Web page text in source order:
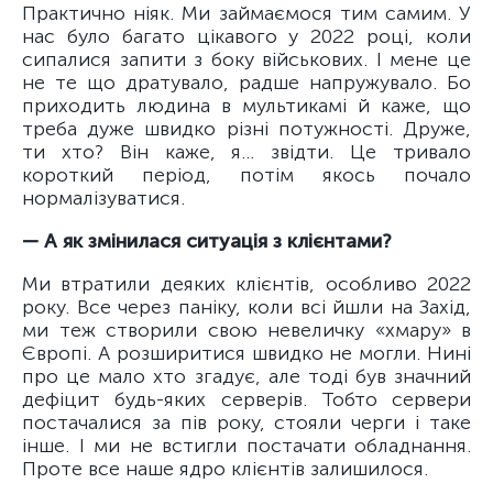
Практично ніяк. Ми займаємося тим самим. У
нас було багато цікавого у 2022 році, коли
сипалися запити з боку військових. І мене це
не те що дратувало, радше напружувало. Бо
приходить людина в мультикамі й каже, що
треба дуже швидко різні потужності. Друже,
ти хто? Він каже, я... звідти. Це тривало
короткий період, потім якось почало
нормалізуватися.
— А як змінилася ситуація з клієнтами?
Ми втратили деяких клієнтів, особливо 2022
року. Все через паніку, коли всі йшли на Захід,
ми теж створили свою невеличку «хмару» в
Європі. А розширитися швидко не могли. Нині
про це мало хто згадує, але тоді був значний
дефіцит будь-яких серверів. Тобто сервери
постачалися за пів року, стояли черги і таке
інше. І ми не встигли постачати обладнання.
Проте все наше ядро клієнтів залишилося.